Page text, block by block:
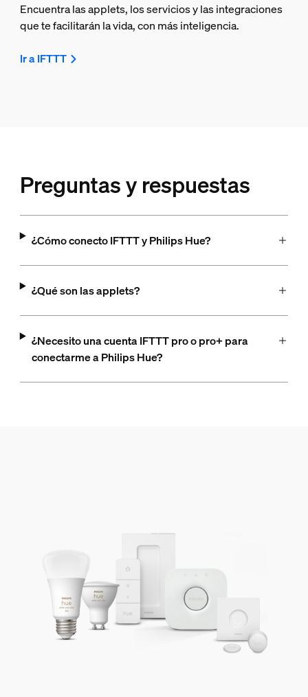
Encuentra las applets, los servicios y las integraciones
que te facilitarán la vida, con más inteligencia.
Ir a IFTTT
Preguntas y respuestas
¿Cómo conecto IFTTT y Philips Hue?
¿Qué son las applets?
¿Necesito una cuenta IFTTT pro o pro+ para
conectarme a Philips Hue?